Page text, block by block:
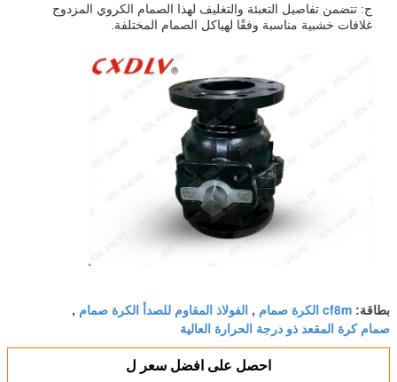
ج: تتضمن تفاصيل التعبئة والتغليف لهذا الصمام الكروي المزدوج
غلافات خشبية مناسبة وفقًا لهياكل الصمام المختلفة.
بطاقة: cf8m الكرة صمام , الفولاذ المقاوم للصدأ الكرة صمام ,
صمام كرة المقعد ذو درجة الحرارة العالية
احصل على افضل سعر ل